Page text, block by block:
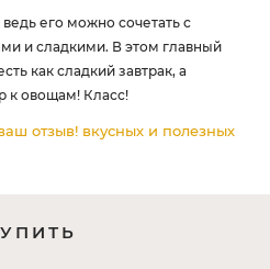
его можно сочетать с
и сладкими. В этом главный
как сладкий завтрак, а
к овощам! Класс!
отзыв! вкусных и полезных